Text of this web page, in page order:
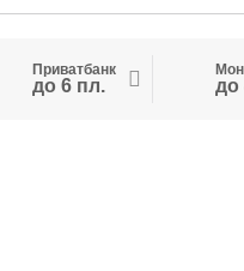
Приватбанк
до 6 пл. до